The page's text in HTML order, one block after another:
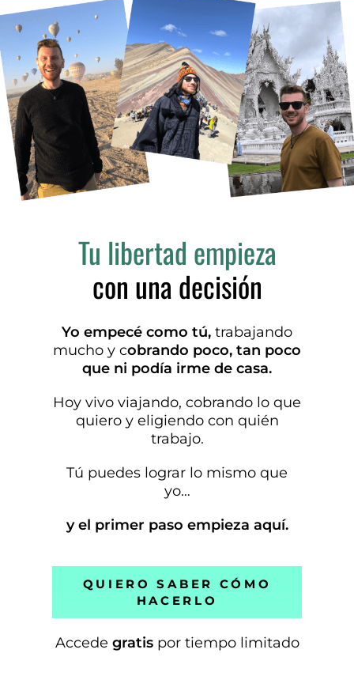
Tu libertad empieza
con una decisión
Yo empecé como tú, trabajando
mucho y cobrando poco, tan poco
que ni podía irme de casa.
Hoy vivo viajando, cobrando lo que
quiero y eligiendo con quién
trabajo.
Tú puedes lograr lo mismo que
yo…
y el primer paso empieza aquí.
QUIERO SABER CÓMO
HACERLO
Accede gratispor tiempo limitado